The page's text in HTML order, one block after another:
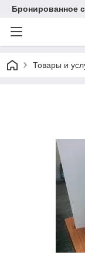
Бронированное
Товары и